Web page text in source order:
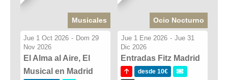
Musicales
Jue 1 Oct 2026 - Dom 29
Nov 2026
El Alma al Aire, El
Musical en Madrid
Ocio Nocturno
Jue 1 Ene 2026 - Jue 31
Dic 2026
Entradas Fitz Madrid
desde 10€